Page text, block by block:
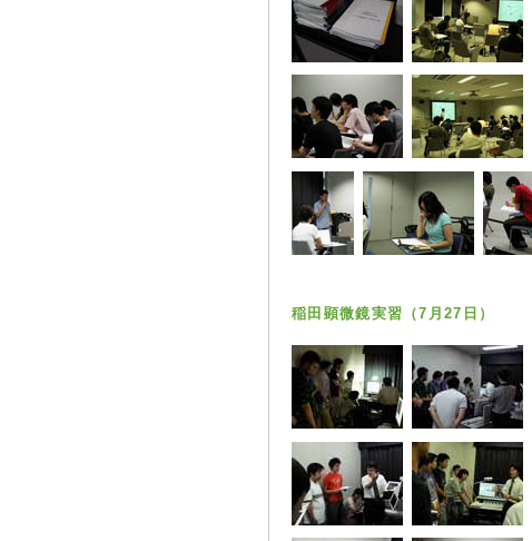
稲田顕微鏡実習（7月27日）